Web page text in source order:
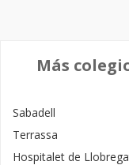
Más
Sabadell
Terrassa
Hospitalet de